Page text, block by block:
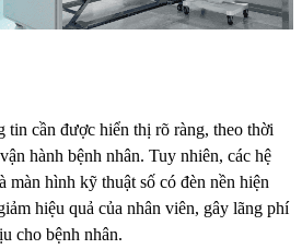
tin cần được hiển thị rõ ràng, theo thời
hành bệnh nhân. Tuy nhiên, các hệ
màn hình kỹ thuật số có đèn nền hiện
hiệu quả của nhân viên, gây lãng phí
cho bệnh nhân.